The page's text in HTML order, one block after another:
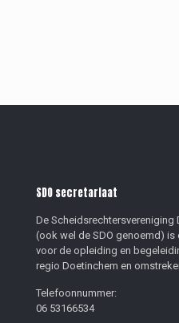
SDO secretariaat
De Scheidsrechtersvereniging
(ook wel de SDO genoemd)
voor de opleiding en
regio Doetinchem en
Telefoonnummer:
06 53166534